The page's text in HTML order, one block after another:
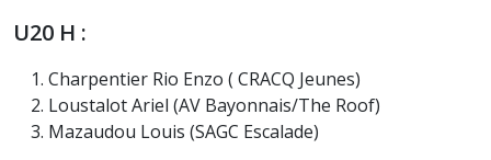
U20 H :
Charpentier Rio Enzo ( CRACQ Jeunes)
Loustalot Ariel (AV Bayonnais/The Roof)
Mazaudou Louis (SAGC Escalade)